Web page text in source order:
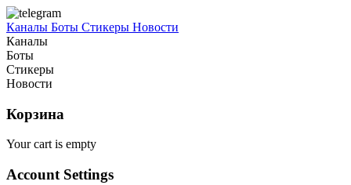
Каналы Боты Стикеры Новости
Каналы
Боты
Стикеры
Новости
Корзина
Your cart is empty
Account Settings